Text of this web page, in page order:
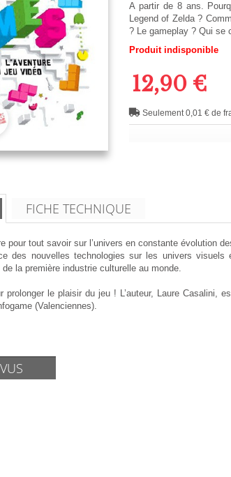
A partir de 8 ans.
Legend of Zelda ?
? Le gameplay ? Qui se
Produit indisponible
12,90 €
Seulement 0,01 € de
FICHE TECHNIQUE
pour tout savoir sur l’univers en constante évolution
des nouvelles technologies sur les univers
la première industrie culturelle au monde.
prolonger le plaisir du jeu ! L’auteur, Laure Casalini,
(Valenciennes).